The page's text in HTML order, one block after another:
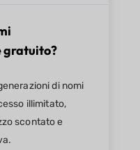
gratuito?
di nomi
illimitato,
scontato e